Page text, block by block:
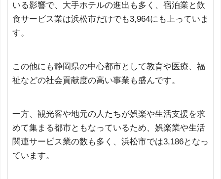
いる影響で、大手ホテルの進出も多く、宿泊業と飲
食サービス業は浜松市だけでも3,964にも上っていま
す。
この他にも静岡県の中心都市として教育や医療、福
祉などの社会貢献度の高い事業も盛んです。
一方、観光客や地元の人たちが娯楽や生活支援を求
めて集まる都市ともなっているため、娯楽業や生活
関連サービス業の数も多く、浜松市では3,186となっ
ています。